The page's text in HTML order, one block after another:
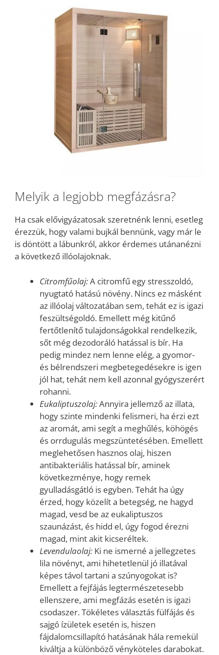
Melyik a legjobb megfázásra?
Ha csak elővigyázatosak szeretnénk lenni, esetleg
érezzük, hogy valami bujkál bennünk, vagy már le
is döntött a lábunkról, akkor érdemes utánanézni
a következő illóolajoknak.
Citromfűolaj:A citromfű egy stresszoldó,
nyugtató hatású növény. Nincs ez másként
az illóolaj változatában sem, tehát ez is igazi
feszültségoldó. Emellett még kitűnő
fertőtlenítő tulajdonságokkal rendelkezik,
sőt még dezodoráló hatással is bír. Ha
pedig mindez nem lenne elég, a gyomor-
és bélrendszeri megbetegedésekre is igen
jól hat, tehát nem kell azonnal gyógyszerért
rohanni.
Eukaliptuszolaj:Annyira jellemző az illata,
hogy szinte mindenki felismeri, ha érzi ezt
az aromát, ami segít a meghűlés, köhögés
és orrdugulás megszüntetésében. Emellett
meglehetősen hasznos olaj, hiszen
antibakteriális hatással bír, aminek
következménye, hogy remek
gyulladásgátló is egyben. Tehát ha úgy
érzed, hogy közelít a betegség, ne hagyd
magad, vesd be az eukaliptuszos
szaunázást, és hidd el, úgy fogod érezni
magad, mint akit kicseréltek.
Levendulaolaj: Ki ne ismerné a jellegzetes
lila növényt, ami hihetetlenül jó illatával
képes távol tartani a szúnyogokat is?
Emellett a fejfájás legtermészetesebb
ellenszere, ami megfázás esetén is igazi
csodaszer. Tökéletes választás fülfájás és
sajgó ízületek esetén is, hiszen
fájdalomcsillapító hatásának hála remekül
kiváltja a különböző vényköteles darabokat.